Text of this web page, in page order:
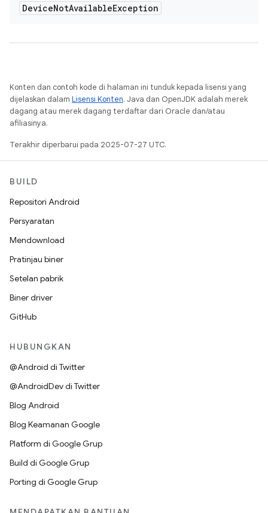
DeviceNotAvailableException
Konten dan contoh kode di halaman ini tunduk kepada lisensi yang
dijelaskan dalam Lisensi Konten. Java dan OpenJDK adalah merek
dagang atau merek dagang terdaftar dari Oracle dan/atau
afiliasinya.
Terakhir diperbarui pada 2025-07-27 UTC.
BUILD
Repositori Android
Persyaratan
Mendownload
Pratinjau biner
Setelan pabrik
Biner driver
GitHub
HUBUNGKAN
@Android di Twitter
@AndroidDev di Twitter
Blog Android
Blog Keamanan Google
Platform di Google Grup
Build di Google Grup
Porting di Google Grup